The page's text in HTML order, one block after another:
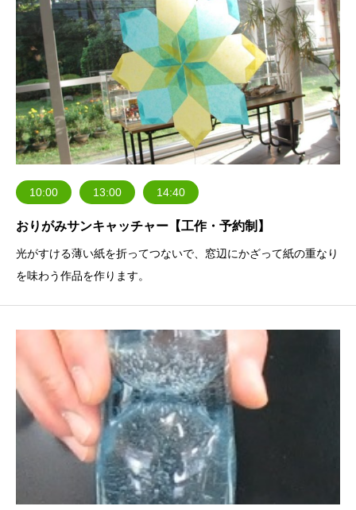
10:00 13:00 14:40
おりがみサンキャッチャー【工作・予約制】
光がすける薄い紙を折ってつないで、窓辺にかざって紙の重なり
を味わう作品を作ります。